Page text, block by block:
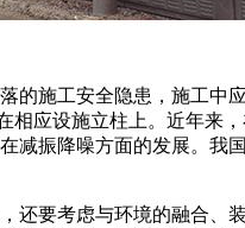
施工安全隐患，施工中
应设施立柱上。近年来
减振降噪方面的发展。我
要考虑与环境的融合、